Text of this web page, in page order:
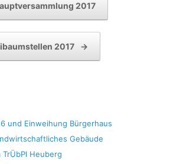
2017
2017 →
und Einweihung Bürgerhaus
Gebäude
Heuberg